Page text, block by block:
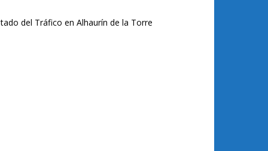
del Tráfico en Alhaurín de la Torre